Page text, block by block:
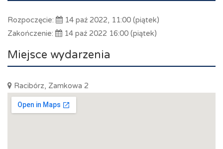
Rozpoczęcie:
14 paź 2022, 11:00 (piątek)
Zakończenie:
14 paź 2022 16:00 (piątek)
Miejsce wydarzenia
Racibórz, Zamkowa 2